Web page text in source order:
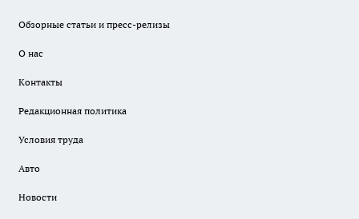
Обзорные статьи и пресс-релизы
О нас
Контакты
Редакционная политика
Условия труда
Авто
Новости